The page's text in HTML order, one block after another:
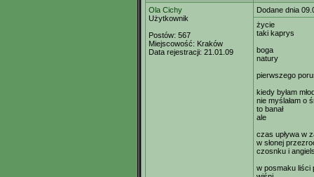
Ola Cichy
Użytkownik
Postów: 567
Miejscowość: Kraków
Data rejestracji: 21.01.09
Dodane dnia
życie
taki kaprys
boga
natury
pierwszego
kiedy byłam
nie myślałam o
to banał
ale
czas upływa w
w słonej
czosnku i
w posmaku liści